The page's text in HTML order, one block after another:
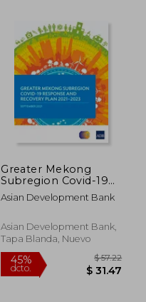
Greater Mekong
Subregion Covid-19
Response and
Recovery Plan 2021-
Asian Development Bank
Asian Development Bank,
Tapa Blanda, Nuevo